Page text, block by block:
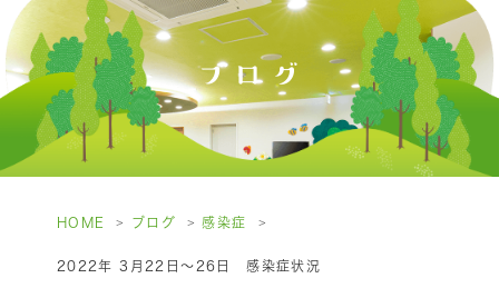
ブログ
HOME ブログ 感染症
2022年 3月22日～26日 感染症状況